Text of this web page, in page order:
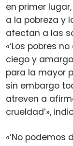
en primer
a la pobreza y
afectan a las
«‘Los pobres
ciego y
para la mayor
sin embargo
atreven a
crueldad’»,
«‘No